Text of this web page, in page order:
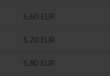
6,60 EUR
6,20 EUR
5,80 EUR